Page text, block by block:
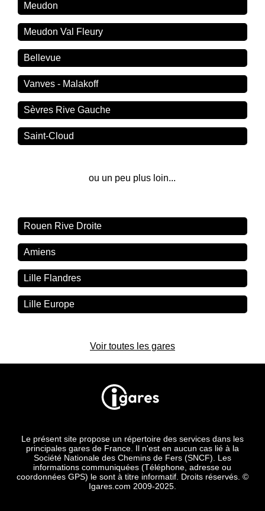
Meudon
Meudon Val Fleury
Bellevue
Vanves - Malakoff
Sèvres Rive Gauche
Saint-Cloud
ou un peu plus loin...
Rouen Rive Droite
Amiens
Lille Flandres
Lille Europe
Voir toutes les gares
Le présent site propose un répertoire des services dans les
principales gares de France. Il n'est en aucun cas lié à la
Société Nationale des Chemins de Fers (SNCF). Les
informations communiquées (Téléphone, adresse ou
coordonnées GPS) le sont à titre informatif. Droits réservés. ©
Igares.com 2009-2025.